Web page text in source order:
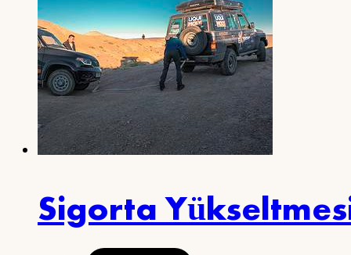
Sigorta